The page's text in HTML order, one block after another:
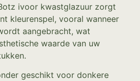
ivoor kwastglazuur zorgt
kleurenspel, vooral wanneer
aangebracht, wat
waarde van uw
geschikt voor donkere